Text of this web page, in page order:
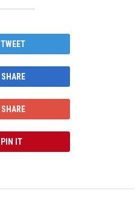
TWEET
SHARE
SHARE
PIN IT